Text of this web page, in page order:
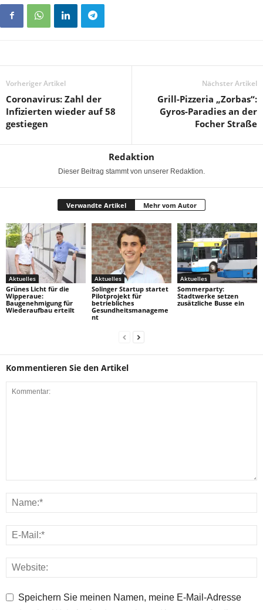
Vorheriger Artikel
Coronavirus: Zahl der
Infizierten wieder auf 58
gestiegen
Nächster Artikel
Grill-Pizzeria „Zorbas“:
Gyros-Paradies an der
Focher Straße
Redaktion
Dieser Beitrag stammt von unserer Redaktion.
Verwandte Artikel Mehr vom Autor
Aktuelles
Grünes Licht für die
Wipperaue:
Baugenehmigung für
Wiederaufbau erteilt
Aktuelles
Solinger Startup startet
Pilotprojekt für
betriebliches
Gesundheitsmanageme
nt
Aktuelles
Sommerparty:
Stadtwerke setzen
zusätzliche Busse ein
Kommentieren Sie den Artikel
Speichern Sie meinen Namen, meine E-Mail-Adresse